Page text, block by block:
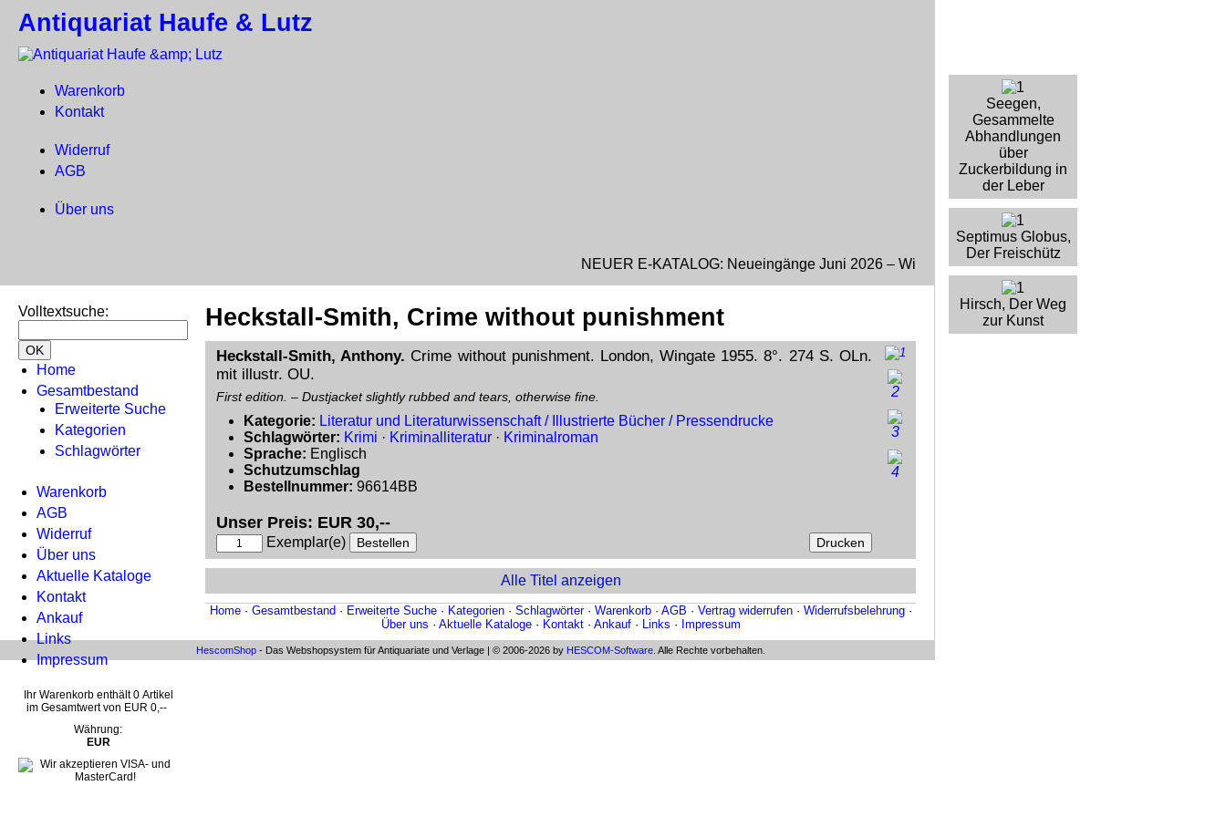
Antiquariat Haufe & Lutz
Warenkorb
Kontakt
Widerruf
AGB
Über uns
NEUER E-KATALOG: Neueingänge Juni 2026 – Wir stellen aus: Rare Book Week Berlin.
Volltextsuche:
Home
Gesamtbestand
Erweiterte Suche
Kategorien
Schlagwörter
Warenkorb
AGB
Widerruf
Über uns
Aktuelle Kataloge
Kontakt
Ankauf
Links
Impressum
Ihr Warenkorb enthält 0 Artikel
im Gesamtwert von EUR 0,--
Währung:
EUR
Seegen,
Gesammelte
Abhandlungen
über
Zuckerbildung in
der Leber
Septimus Globus,
Der Freischütz
Hirsch, Der Weg
zur Kunst
Heckstall-Smith, Crime without punishment
Heckstall-Smith, Anthony. Crime without punishment. London, Wingate 1955. 8°. 274 S. OLn.
mit illustr. OU.
First edition. – Dustjacket slightly rubbed and tears, otherwise fine.
Kategorie: Literatur und Literaturwissenschaft / Illustrierte Bücher / Pressendrucke
Schlagwörter: Krimi · Kriminalliteratur · Kriminalroman
Sprache: Englisch
Schutzumschlag
Bestellnummer: 96614BB
Unser Preis: EUR 30,--
Exemplar(e)
Alle Titel anzeigen
Home· Gesamtbestand · Erweiterte Suche· Kategorien· Schlagwörter· Warenkorb· AGB · Vertrag widerrufen· Widerrufsbelehrung·
Über uns · Aktuelle Kataloge· Kontakt· Ankauf· Links · Impressum
HescomShop - Das Webshopsystem für Antiquariate und Verlage | © 2006-2026 by HESCOM-Software . Alle Rechte vorbehalten.